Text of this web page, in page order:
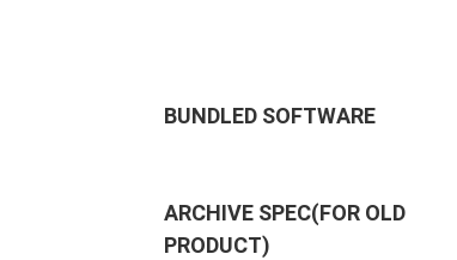
BUNDLED SOFTWARE
ARCHIVE SPEC(FOR OLD
PRODUCT)